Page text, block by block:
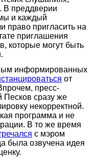
В преддверии
и каждый
право пригласить на
приглашения
которые могут быть
информированных
от
пресс-
Песков сразу же
некорректной.
программа и не
В то же время
с мэром
была озвучена идея